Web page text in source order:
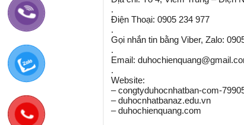
.
Điện Thoại: 0905 234 977
.
Gọi nhắn tin bằng Viber, Zalo:
.
Email:
.
Website:
– congtyduhocnhatban-com-
– duhocnhatbanaz.edu.vn
– duhochienquang.com